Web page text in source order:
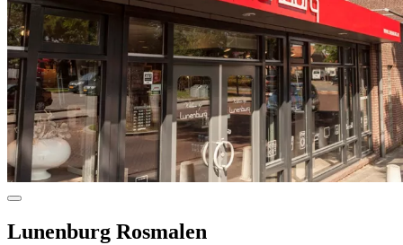
Lunenburg Rosmalen